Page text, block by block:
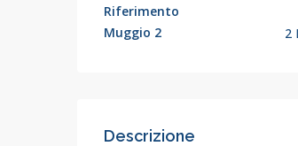
Riferimento
Muggio 2
2
Descrizione